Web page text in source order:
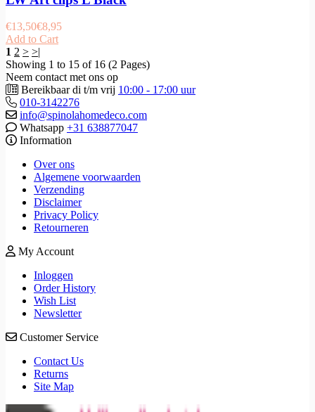
€13,50€8,95
Add to Cart
1 2 > >|
Showing 1 to 15 of 16 (2 Pages)
Neem contact met ons op
Bereikbaar di t/m vrij 10:00 - 17:00 uur
010-3142276
info@spinolahomedeco.com
Whatsapp +31 638877047
Information
Over ons
Algemene voorwaarden
Verzending
Disclaimer
Privacy Policy
Retourneren
My Account
Inloggen
Order History
Wish List
Newsletter
Customer Service
Contact Us
Returns
Site Map